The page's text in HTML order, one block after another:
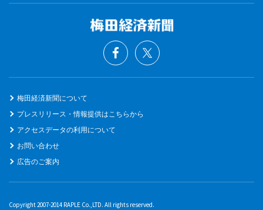
梅田経済新聞について
プレスリリース・情報提供はこちらから
アクセスデータの利用について
お問い合わせ
広告のご案内
Copyright 2007-2014 RAPLE Co.,LTD. All rights reserved.